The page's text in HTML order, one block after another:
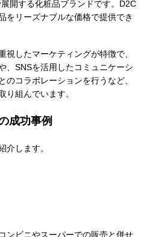
開する化粧品ブランドです。D2C
をリーズナブルな価格で提供でき
視したマーケティングが特徴で、
、SNSを活用したコミュニケーシ
のコラボレーションを行うなど、
り組んでいます。
成功事例
介します。
ンビニやスーパーでの販売と併せ